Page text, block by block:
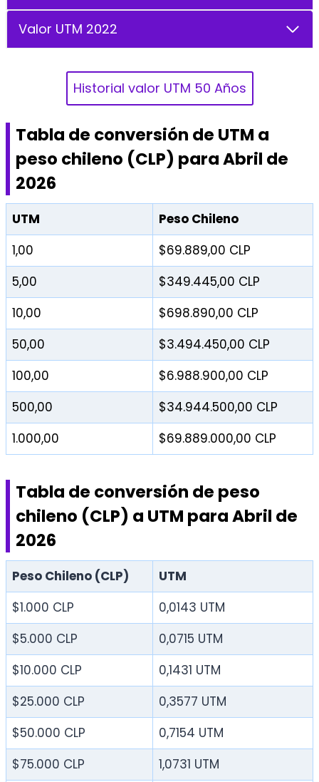
Valor UTM 2022
Historial valor UTM 50 Años
Tabla de conversión de UTM a
peso chileno (CLP) para Abril de
2026
UTM
Peso Chileno
1,00
$69.889,00 CLP
5,00
$349.445,00 CLP
10,00
$698.890,00 CLP
50,00
$3.494.450,00 CLP
100,00
$6.988.900,00 CLP
500,00
$34.944.500,00 CLP
1.000,00
$69.889.000,00 CLP
Tabla de conversión de peso
chileno (CLP) a UTM para Abril de
2026
Peso Chileno (CLP)
UTM
$1.000 CLP
0,0143 UTM
$5.000 CLP
0,0715 UTM
$10.000 CLP
0,1431 UTM
$25.000 CLP
0,3577 UTM
$50.000 CLP
0,7154 UTM
$75.000 CLP
1,0731 UTM